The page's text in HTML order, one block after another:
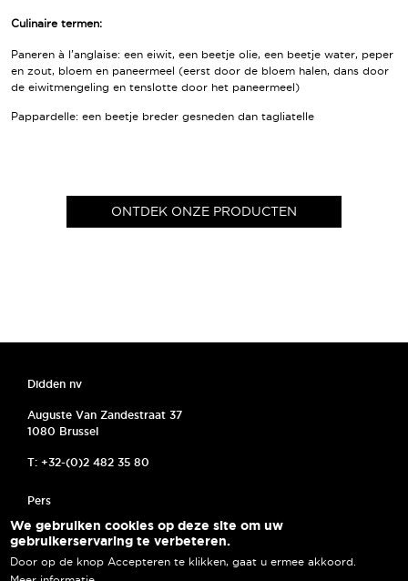
Culinaire termen:
Paneren à l’anglaise: een eiwit, een beetje olie, een beetje water, peper
en zout, bloem en paneermeel (eerst door de bloem halen, dans door
de eiwitmengeling en tenslotte door het paneermeel)
Pappardelle: een beetje breder gesneden dan tagliatelle
ONTDEK ONZE PRODUCTEN
Didden nv
Auguste Van Zandestraat 37
1080 Brussel
T: +32-(0)2 482 35 80
MENU PIED DE PAGE
Pers
Algemene voorwaarden
Cookies
We gebruiken cookies op deze site om uw
gebruikerservaring te verbeteren.
Door op de knop Accepteren te klikken, gaat u ermee akkoord.